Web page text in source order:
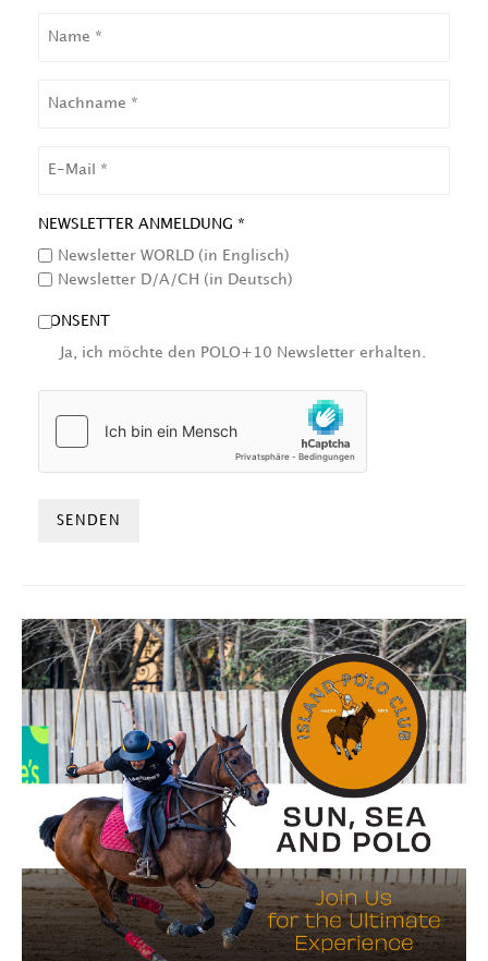
NEWSLETTER ANMELDUNG *
Newsletter WORLD (in Englisch)
Newsletter D/A/CH (in Deutsch)
CONSENT
Ja, ich möchte den POLO+10 Newsletter erhalten.